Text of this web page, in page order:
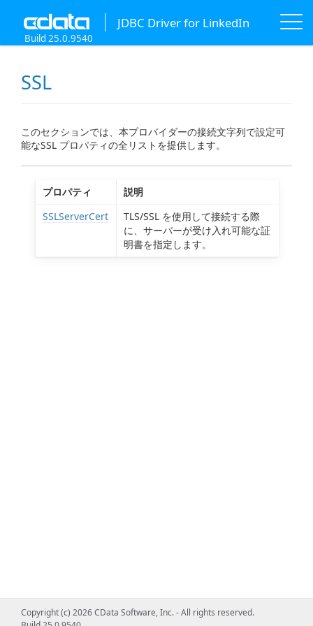
JDBC Driver for LinkedIn
Build 25.0.9540
SSL
このセクションでは、本プロバイダーの接続文字列で設定可
能なSSL プロパティの全リストを提供します。
プロパティ
説明
SSLServerCert
TLS/SSL を使用して接続する際
に、サーバーが受け入れ可能な証
明書を指定します。
Copyright (c) 2026 CData Software, Inc. - All rights reserved.